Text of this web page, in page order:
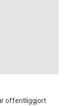
offentliggjort